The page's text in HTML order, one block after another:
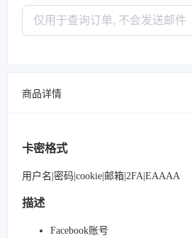
商品详情
卡密格式
用户名|密码|cookie|邮箱|2FA|EAAAA
描述
Facebook账号